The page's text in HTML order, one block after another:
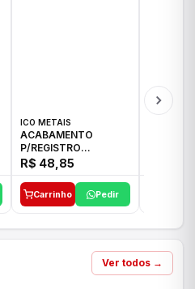
ICO METAIS
ACABAMENTO
P/REGISTRO
1/2"-3/4"-1" ACB M
CS 33 ICO
R$ 48,85
Carrinho Pedir
Ver todos →